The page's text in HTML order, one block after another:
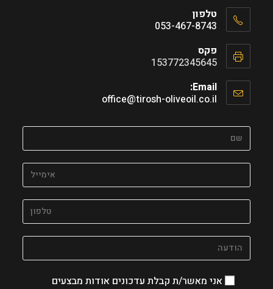
טלפון
053-467-8743
פקס
153772345645
Email:
office@tirosh-oliveoil.co.il
אני מאשר/ת קבלת עדכונים אודות מבצעים